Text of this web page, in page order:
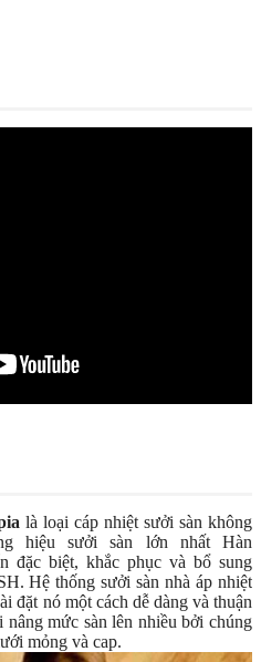
là loại cáp nhiệt sưởi sàn không
hiệu sưởi sàn lớn nhất Hàn
đặc biệt, khắc phục và bổ sung
Hệ thống sưởi sàn nhà áp nhiệt
đặt nó một cách dễ dàng và thuận
mức sàn lên nhiều bởi chúng
mỏng và cap.